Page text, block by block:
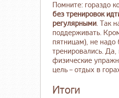
Помните: гораздо
без тренировок
регулярными. Так
поддерживать.
пятницам), не надо
тренировались. Да,
физические
цель – отдых в
Итоги